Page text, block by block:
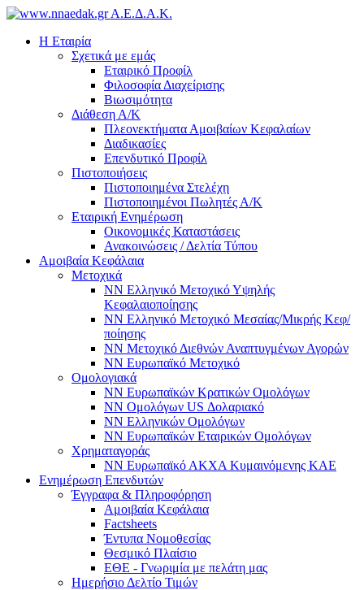
Α.Ε.Δ.Α.Κ.
Η Εταιρία
Σχετικά με εμάς
Εταιρικό Προφίλ
Φιλοσοφία Διαχείρισης
Βιωσιμότητα
Διάθεση Α/Κ
Πλεονεκτήματα Αμοιβαίων Κεφαλαίων
Διαδικασίες
Επενδυτικό Προφίλ
Πιστοποιήσεις
Πιστοποιημένα Στελέχη
Πιστοποιημένοι Πωλητές Α/Κ
Εταιρική Ενημέρωση
Οικονομικές Καταστάσεις
Ανακοινώσεις / Δελτία Τύπου
Αμοιβαία Κεφάλαια
Μετοχικά
ΝΝ Ελληνικό Μετοχικό Υψηλής
Κεφαλαιοποίησης
NN Ελληνικό Μετοχικό Μεσαίας/Μικρής Κεφ/
ποίησης
ΝΝ Μετοχικό Διεθνών Αναπτυγμένων Αγορών
NN Ευρωπαϊκό Μετοχικό
Ομολογιακά
NN Ευρωπαϊκών Κρατικών Ομολόγων
NN Oμολόγων US Δολαριακό
ΝΝ Ελληνικών Ομολόγων
NN Ευρωπαϊκών Εταιρικών Ομολόγων
Χρηματαγοράς
NN Ευρωπαϊκό ΑΚΧΑ Κυμαινόμενης ΚΑΕ
Ενημέρωση Επενδυτών
Έγγραφα & Πληροφόρηση
Αμοιβαία Κεφάλαια
Factsheets
Έντυπα Νομοθεσίας
Θεσμικό Πλαίσιο
ΕΘΕ - Γνωριμία με πελάτη μας
Ημερήσιο Δελτίο Τιμών